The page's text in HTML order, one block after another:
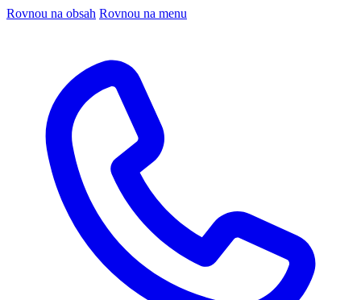
Rovnou na obsah Rovnou na menu